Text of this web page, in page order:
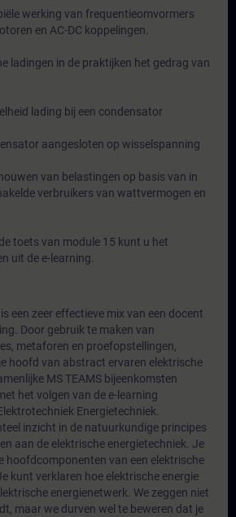
werking van frequentieomvormers
en AC-DC koppelingen.
ladingen in de praktijken het gedrag van
lading bij een condensator
aangesloten op wisselspanning
van belastingen op basis van in
verbruikers van wattvermogen en
toets van module 15 kunt u het
uit de e-learning.
een zeer effectieve mix van een docent
Door gebruik te maken van
metaforen en proefopstellingen,
hoofd van abstract ervaren elektrische
MS TEAMS bijeenkomsten
het volgen van de e-learning
Energietechniek.
inzicht in de natuurkundige principes
aan de elektrische energietechniek. Je
hoofdcomponenten van een elektrische
kunt verklaren hoe elektrische energie
energienetwerk. We zeggen niet
maar we durven wel te beweren dat je